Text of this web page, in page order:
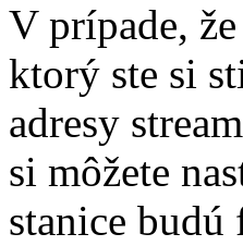
V prípade,
ktorý ste si
adresy
si môžete
stanice